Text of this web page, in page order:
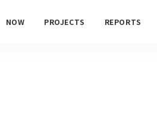
NOW PROJECTS REPORTS